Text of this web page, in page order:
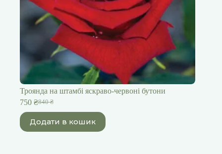
Троянда на штамбі яскраво-червоні бутони
840₴
Оригінальна
ціна:
840 ₴.
750 ₴Поточна
ціна:
750 ₴.
Додати в кошик